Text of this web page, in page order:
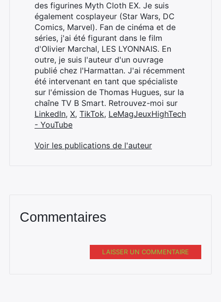
des figurines Myth Cloth EX. Je suis
également cosplayeur (Star Wars, DC
Comics, Marvel). Fan de cinéma et de
séries, j'ai été figurant dans le film
d'Olivier Marchal, LES LYONNAIS. En
outre, je suis l'auteur d'un ouvrage
publié chez l'Harmattan. J'ai récemment
été intervenant en tant que spécialiste
sur l'émission de Thomas Hugues, sur la
chaîne TV B Smart. Retrouvez-moi sur
LinkedIn, X, TikTok, LeMagJeuxHighTech
- YouTube
Voir les publications de l'auteur
Commentaires
LAISSER UN COMMENTAIRE